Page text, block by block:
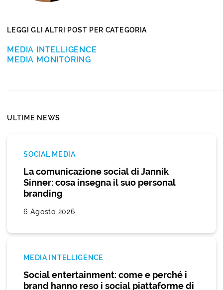
LEGGI GLI ALTRI POST PER CATEGORIA
MEDIA INTELLIGENCE
MEDIA MONITORING
ULTIME NEWS
SOCIAL MEDIA
La comunicazione social di Jannik
Sinner: cosa insegna il suo personal
branding
6 Agosto 2026
MEDIA INTELLIGENCE
Social entertainment: come e perché i
brand hanno reso i social piattaforme di